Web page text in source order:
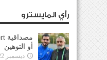
رأي المايسترو
أو التوهين
ديسمبر 22, 2025